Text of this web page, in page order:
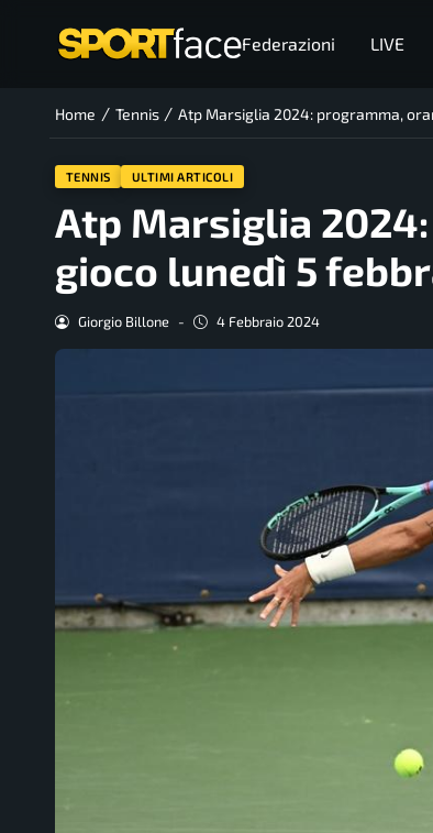
Federazioni LIVE
Home / Tennis / Atp Marsiglia 2024: programma,
TENNIS ULTIMI ARTICOLI
Atp Marsiglia
gioco lunedì 5
Giorgio Billone - 4 Febbraio 2024